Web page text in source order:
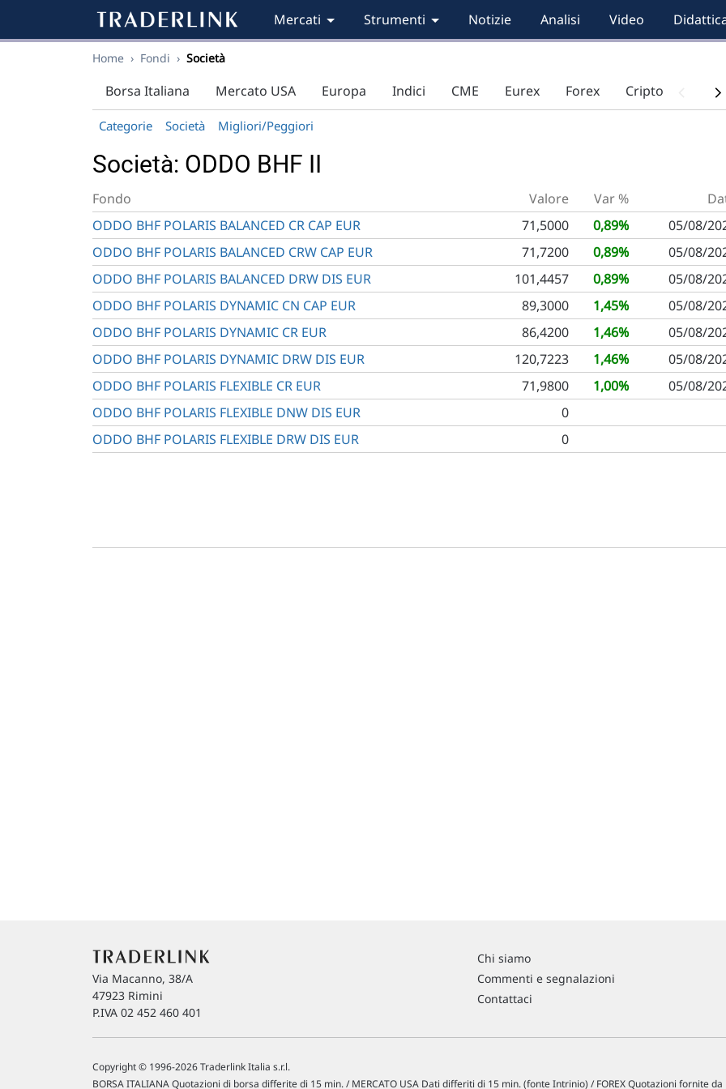
Mercati Strumenti Notizie Analisi Video
Home › Fondi › Società
Borsa Italiana Mercato USA Europa Indici CME Eurex Forex Criptovalute
Categorie Società Migliori/Peggiori
Società: ODDO BHF II
Fondo Valore Var %
ODDO BHF POLARIS BALANCED CR CAP EUR
71,5000 0,89%
05/08/
ODDO BHF POLARIS BALANCED CRW CAP EUR
71,7200 0,89%
05/08/
ODDO BHF POLARIS BALANCED DRW DIS EUR
101,4457 0,89%
05/08/
ODDO BHF POLARIS DYNAMIC CN CAP EUR
89,3000 1,45%
05/08/
ODDO BHF POLARIS DYNAMIC CR EUR
86,4200 1,46%
05/08/
ODDO BHF POLARIS DYNAMIC DRW DIS EUR
120,7223 1,46%
05/08/
ODDO BHF POLARIS FLEXIBLE CR EUR
71,9800 1,00%
05/08/
ODDO BHF POLARIS FLEXIBLE DNW DIS EUR
0
ODDO BHF POLARIS FLEXIBLE DRW DIS EUR
0
Via Macanno, 38/A
47923 Rimini
P.IVA 02 452 460 401
Chi siamo
Commenti e segnalazioni
Contattaci
Copyright © 1996-2026 Traderlink Italia s.r.l.
BORSA ITALIANA Quotazioni di borsa differite di 15 min. / MERCATO USA Dati differiti di 15 min. (fonte Intrinio) / FOREX Quotazioni fornite da